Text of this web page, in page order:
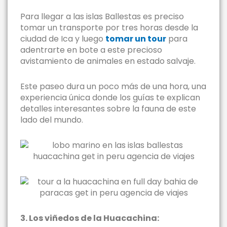
Para llegar a las islas Ballestas es preciso
tomar un transporte por tres horas desde la
ciudad de Ica y luego tomar un tour para
adentrarte en bote a este precioso
avistamiento de animales en estado salvaje.
Este paseo dura un poco más de una hora, una
experiencia única donde los guías te explican
detalles interesantes sobre la fauna de este
lado del mundo.
3. Los viñedos de la Huacachina: